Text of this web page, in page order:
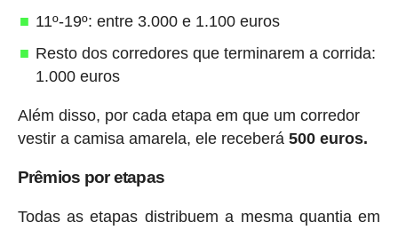
11º-19º: entre 3.000 e 1.100 euros
Resto dos corredores que terminarem a corrida:
1.000 euros
Além disso, por cada etapa em que um corredor
vestir a camisa amarela, ele receberá 500 euros.
Prêmios por etapas
Todas as etapas distribuem a mesma quantia em